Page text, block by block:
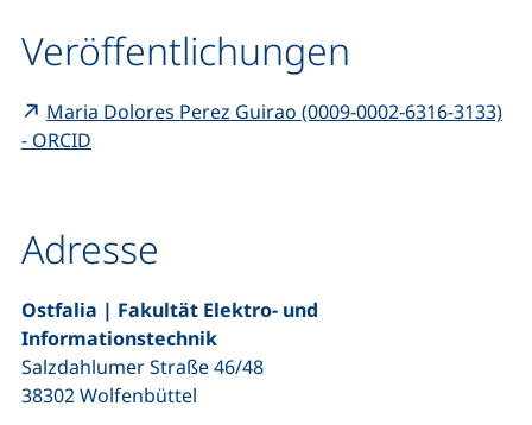
Veröffentlichungen
Maria Dolores Perez Guirao (0009-0002-6316-3133)
- ORCID
Adresse
Ostfalia | Fakultät Elektro- und
Informationstechnik
Salzdahlumer Straße 46/48
38302 Wolfenbüttel